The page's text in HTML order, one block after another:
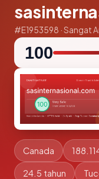
#E1953598 · Sangat
100
Canada
24.5 tahun